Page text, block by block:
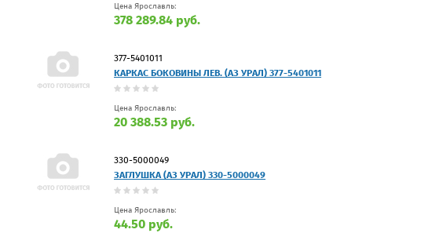
Цена Ярославль:
378 289.84 руб.
377-5401011
КАРКАС БОКОВИНЫ ЛЕВ. (АЗ УРАЛ) 377-5401011
Цена Ярославль:
20 388.53 руб.
330-5000049
ЗАГЛУШКА (АЗ УРАЛ) 330-5000049
Цена Ярославль:
44.50 руб.